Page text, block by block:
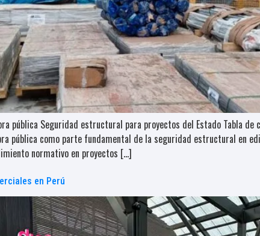
pública Seguridad estructural para proyectos del Estado Tabla
pública como parte fundamental de la seguridad estructural en
normativo en proyectos […]
en Perú